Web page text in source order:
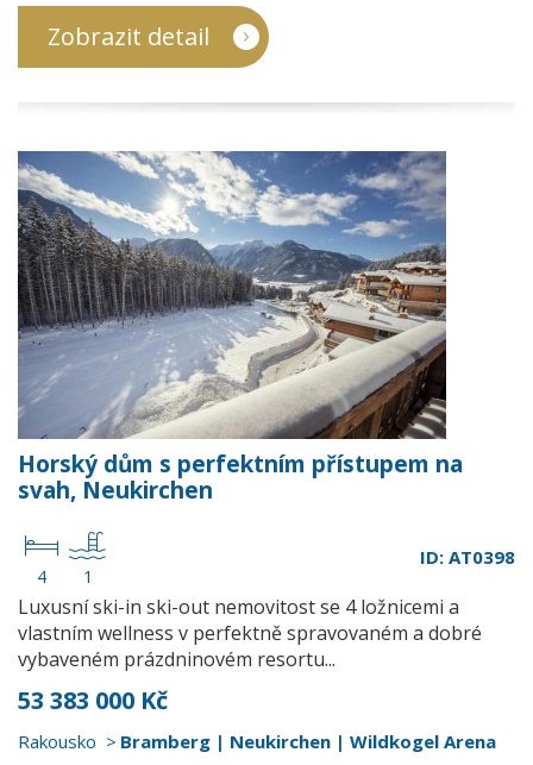
Zobrazit detail
Horský dům s perfektním přístupem na
svah, Neukirchen
4 1
ID: AT0398
Luxusní ski-in ski-out nemovitost se 4 ložnicemi a
vlastním wellness v perfektně spravovaném a dobré
vybaveném prázdninovém resortu...
53 383 000 Kč
Rakousko Bramberg | Neukirchen | Wildkogel Arena